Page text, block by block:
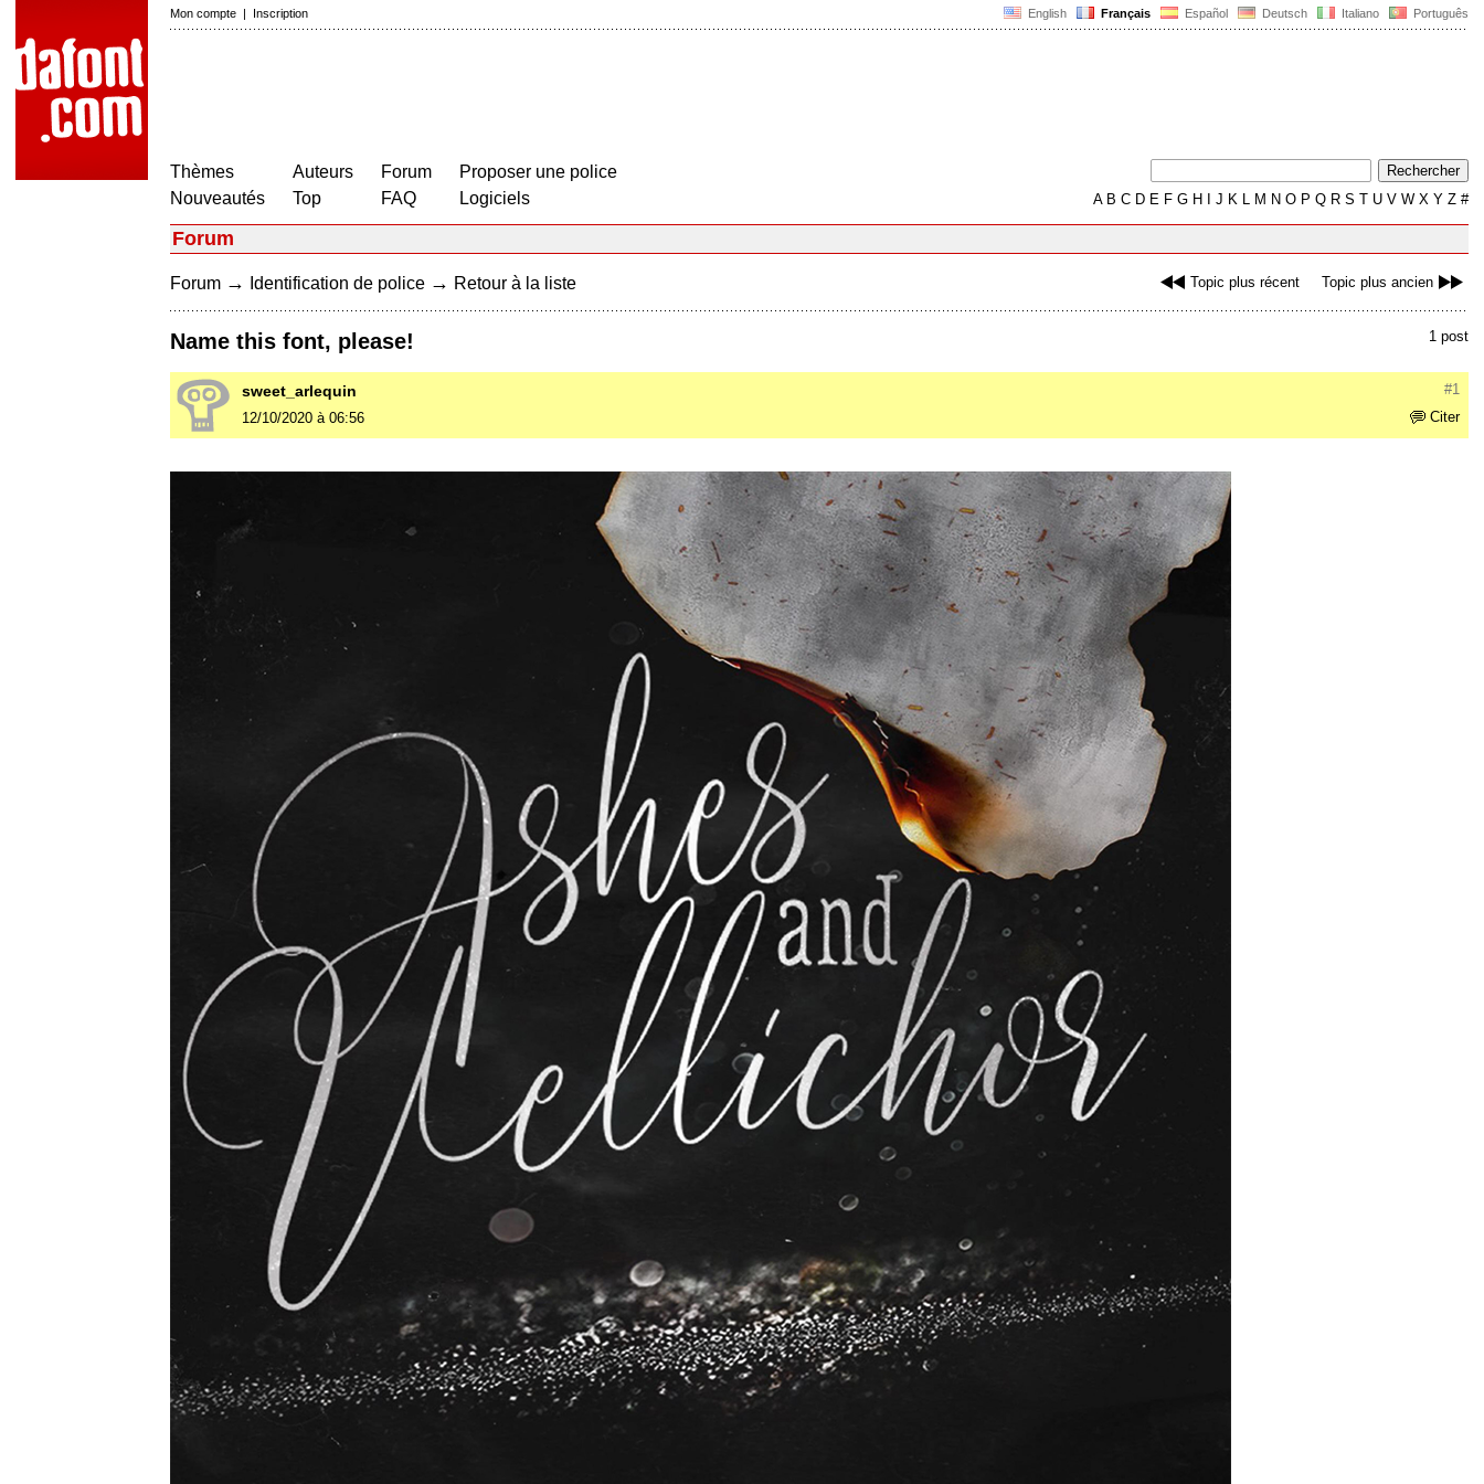
English Français Español Deutsch Italiano Português
Mon compte | Inscription
Thèmes
Nouveautés
Auteurs
Top
Forum
FAQ
Proposer une police
Logiciels
AB C D E F G H J K L M N O P Q R S T U V W X Y Z #
Forum
Topic plus récent Topic plus ancien
Forum → Identification de police → Retour à la liste
1 post
Name this font, please!
#1
sweet_arlequin
Citer
12/10/2020 à 06:56